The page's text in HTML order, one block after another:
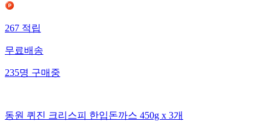
267 적립
무료배송
235명 구매중
동원 퀴진 크리스피 한입돈까스 450g x 3개